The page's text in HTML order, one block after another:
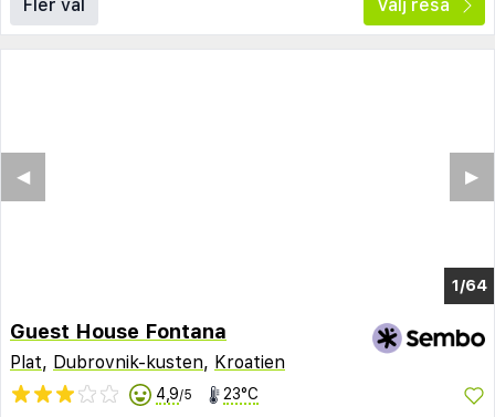
Fler val Välj resa
1/60
▶︎
◀︎
Guest House Fontana
Plat, Dubrovnik-kusten, Kroatien
4,9/5 23°C